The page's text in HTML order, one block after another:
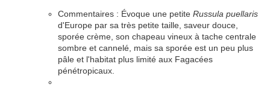
Commentaires : Évoque une petite Russula puellaris
d'Europe par sa très petite taille, saveur douce,
sporée crème , son chapeau vineux à tache centrale
sombre et cannelé , mais sa sporée est un peu plus
pâle et l'habitat plus limité aux Fagacées
pénétropicaux.